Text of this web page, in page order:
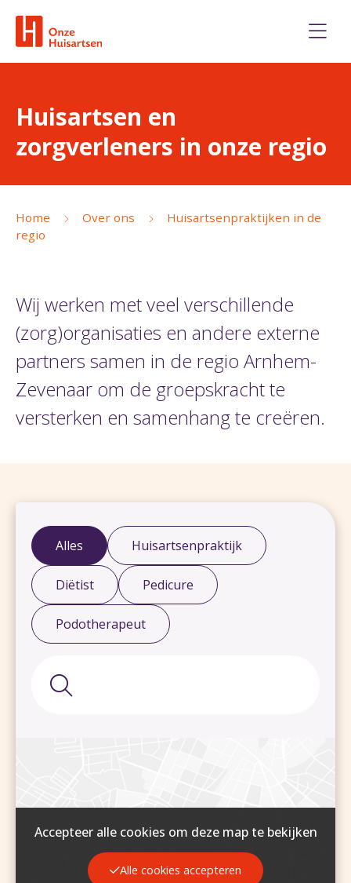
Huisartsen en
zorgverleners in onze regio
Home Over ons
Huisartsenpraktijken in de
regio
Wij werken met veel verschillende
(zorg)organisaties en andere externe
partners samen in de regio Arnhem-
Zevenaar om de groepskracht te
versterken en samenhang te creëren.
Alles Huisartsenpraktijk
Diëtist Pedicure
Podotherapeut
Accepteer alle cookies om deze map te bekijken
Alle cookies accepteren